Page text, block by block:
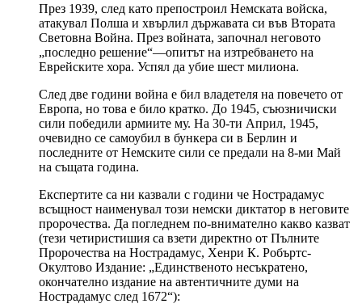
През 1939, след като препостроил Немската войска,
атакувал Полша и хвърлил държавата си във Втората
Световна Война. През войната, започнал неговото
„последно решение“—опитът на изтребването на
Еврейските хора. Успял да убие шест милиона.
След две години война е бил владетеля на повечето от
Европа, но това е било кратко. До 1945, съюзничиски
сили победили армиите му. На 30-ти Април, 1945,
очевидно се самоубил в бункера си в Берлин и
последните от Немските сили се предали на 8-ми Май
на същата година.
Експертите са ни казвали с години че Нострадамус
всъщност наименувал този немски диктатор в неговите
пророчества. Да погледнем по-внимателно какво казват
(тези четиристишия са взети директно от Пълните
Пророчества на Нострадамус, Хенри К. Робъртс-
Окултово Издание: „Единственото несъкратено,
окончателно издание на автентичните думи на
Нострадамус след 1672“):